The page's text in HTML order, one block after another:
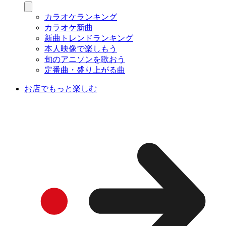
カラオケランキング
カラオケ新曲
新曲トレンドランキング
本人映像で楽しもう
旬のアニソンを歌おう
定番曲・盛り上がる曲
お店でもっと楽しむ